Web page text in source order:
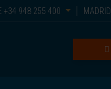
+34 948 255 400 MADRID